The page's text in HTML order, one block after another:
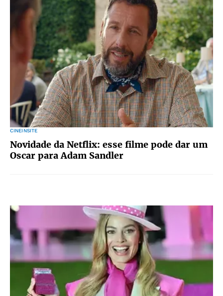
CINEINSITE
Novidade da Netflix: esse filme pode dar um
Oscar para Adam Sandler